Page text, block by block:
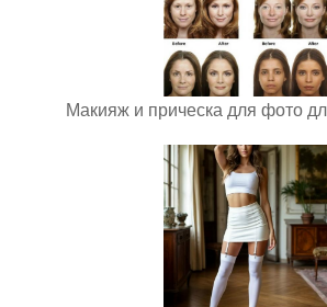
Макияж и прическа для фото